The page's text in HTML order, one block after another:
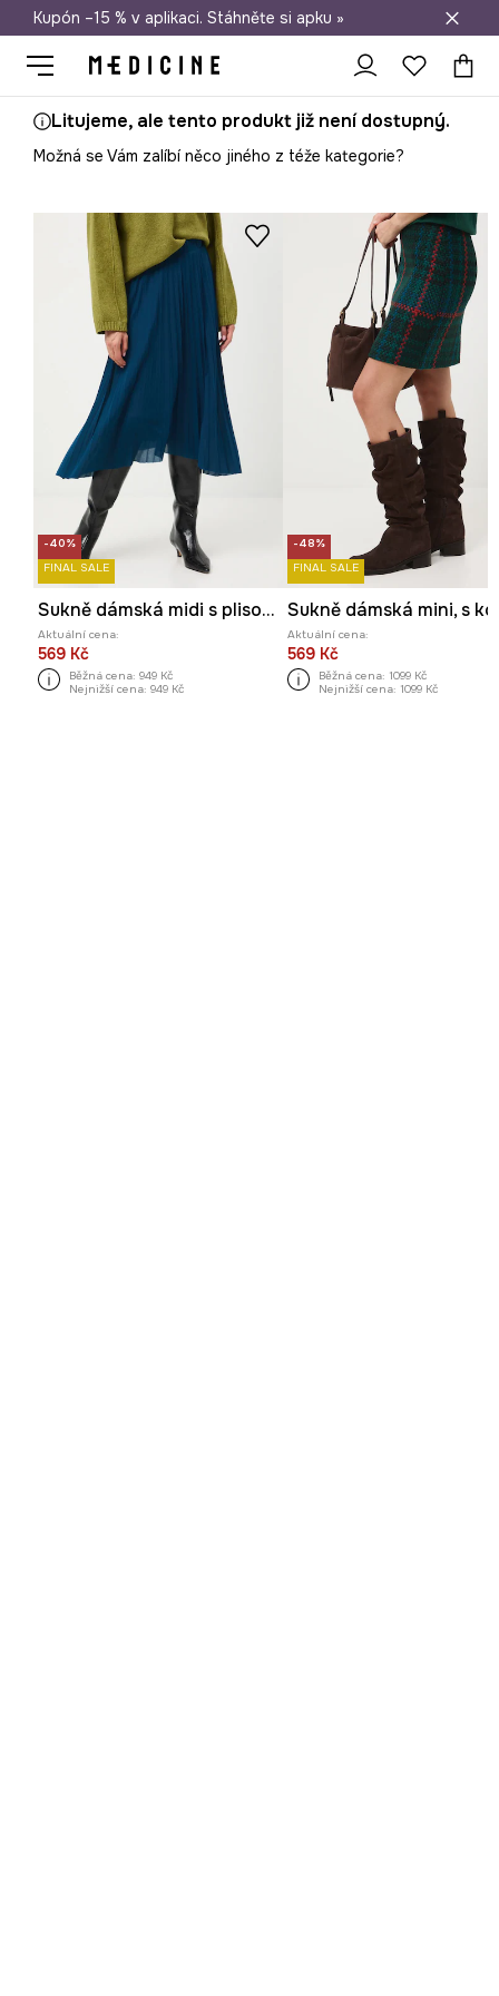
Doprava zdarma při nákupu nad 1 200 Kč
Kupón –15 % v aplikaci. Stáhněte si apku »
Litujeme, ale tento produkt již není dostupný.
Možná se Vám zalíbí něco jiného z téže kategorie?
-40%
FINAL SALE
Sukně dámská midi s plisováním
Aktuální cena:
569 Kč
Běžná cena: 949 Kč
Nejnižší cena: 949 Kč
-48%
FINAL SALE
Aktuální cena:
569 Kč
Běžná cena: 1099 Kč
Nejnižší cena: 1099 Kč